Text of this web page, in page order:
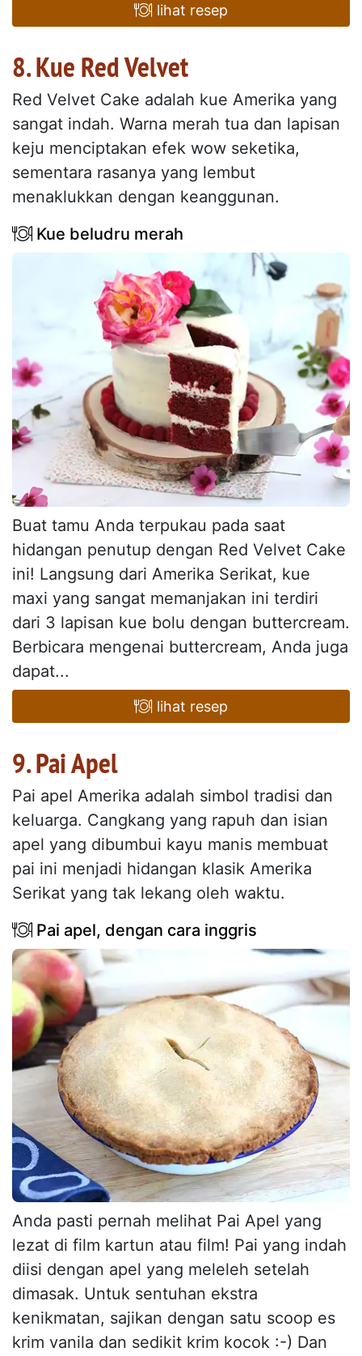
lihat resep
8. Kue Red Velvet
Red Velvet Cake adalah kue Amerika yang
sangat indah. Warna merah tua dan lapisan
keju menciptakan efek wow seketika,
sementara rasanya yang lembut
menaklukkan dengan keanggunan.
Kue beludru merah
Buat tamu Anda terpukau pada saat
hidangan penutup dengan Red Velvet Cake
ini! Langsung dari Amerika Serikat, kue
maxi yang sangat memanjakan ini terdiri
dari 3 lapisan kue bolu dengan buttercream.
Berbicara mengenai buttercream, Anda juga
dapat...
lihat resep
9. Pai Apel
Pai apel Amerika adalah simbol tradisi dan
keluarga. Cangkang yang rapuh dan isian
apel yang dibumbui kayu manis membuat
pai ini menjadi hidangan klasik Amerika
Serikat yang tak lekang oleh waktu.
Pai apel, dengan cara inggris
Anda pasti pernah melihat Pai Apel yang
lezat di film kartun atau film! Pai yang indah
diisi dengan apel yang meleleh setelah
dimasak. Untuk sentuhan ekstra
kenikmatan, sajikan dengan satu scoop es
krim vanila dan sedikit krim kocok :-) Dan